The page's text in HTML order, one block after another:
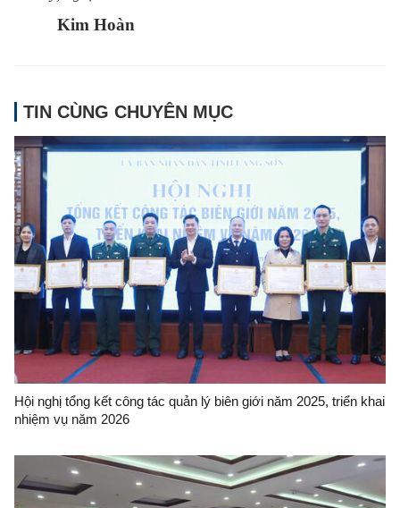
Kim Hoàn
TIN CÙNG CHUYÊN MỤC
Hội nghị tổng kết công tác quản lý biên giới năm 2025, triển khai
nhiệm vụ năm 2026